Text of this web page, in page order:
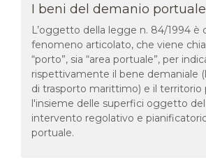
I beni del demanio portuale
L’oggetto della legge n. 84/1994 è
fenomeno articolato, che viene
“porto”, sia “area portuale”, per
rispettivamente il bene demaniale
di trasporto marittimo) e il territorio
l'insieme delle superfici oggetto
intervento regolativo e
portuale.